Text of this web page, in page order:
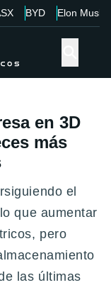
BYD Elon Musk
en 3D
más
el
que aumentar
pero
las últimas